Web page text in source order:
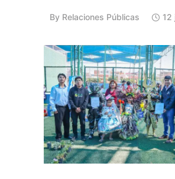
By Relaciones Públicas 12